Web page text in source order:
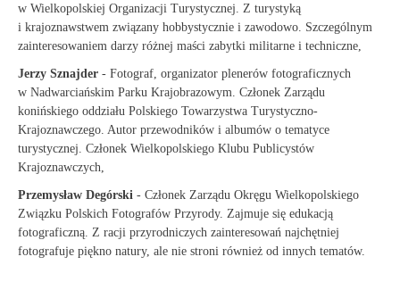
w Wielkopolskiej Organizacji Turystycznej. Z turystyką
i krajoznawstwem związany hobbystycznie i zawodowo. Szczególnym
zainteresowaniem darzy różnej maści zabytki militarne i techniczne,
Jerzy Sznajder - Fotograf, organizator plenerów fotograficznych
w Nadwarciańskim Parku Krajobrazowym. Członek Zarządu
konińskiego oddziału Polskiego Towarzystwa Turystyczno-
Krajoznawczego. Autor przewodników i albumów o tematyce
turystycznej. Członek Wielkopolskiego Klubu Publicystów
Krajoznawczych,
Przemysław Degórski - Członek Zarządu Okręgu Wielkopolskiego
Związku Polskich Fotografów Przyrody. Zajmuje się edukacją
fotograficzną. Z racji przyrodniczych zainteresowań najchętniej
fotografuje piękno natury, ale nie stroni również od innych tematów.